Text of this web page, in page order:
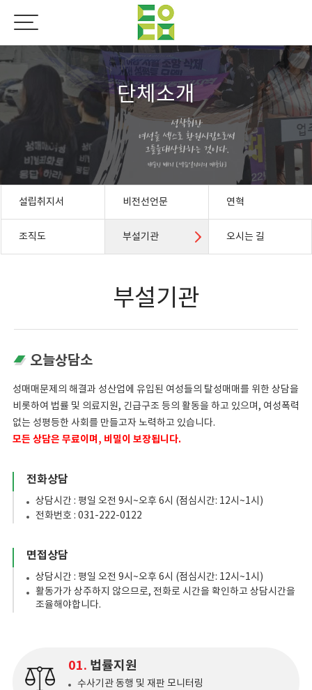
단체소개
설립취지서 비전선언문 연혁
조직도 부설기관 오시는 길
부설기관
오늘상담소
성매매문제의 해결과 성산업에 유입된 여성들의 탈성매매를 위한 상담을
비롯하여 법률 및 의료지원, 긴급구조 등의 활동을 하고 있으며, 여성폭력
없는 성평등한 사회를 만들고자 노력하고 있습니다.
모든 상담은 무료이며, 비밀이 보장됩니다.
전화상담
상담시간 : 평일 오전 9시~오후 6시 (점심시간: 12시~1시)
전화번호 : 031-222-0122
면접상담
상담시간 : 평일 오전 9시~오후 6시 (점심시간: 12시~1시)
활동가가 상주하지 않으므로, 전화로 시간을 확인하고 상담시간을
조율해야합니다.
01. 법률지원
수사기관 동행 및 재판 모니터링